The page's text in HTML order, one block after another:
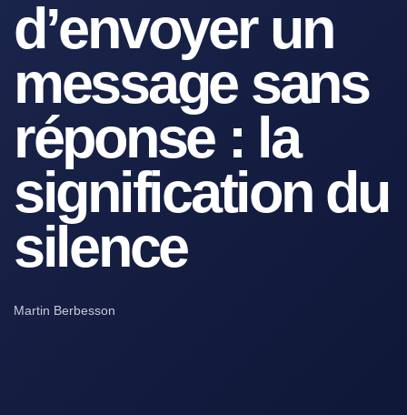
d’envoyer un
message sans
réponse : la
signification du
silence
Martin Berbesson